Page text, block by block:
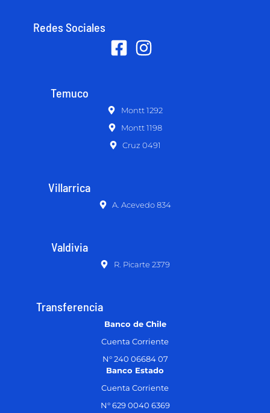
Redes Sociales
Temuco
Montt 1292
Montt 1198
Cruz 0491
Villarrica
A. Acevedo 834
Valdivia
R. Picarte 2379
Transferencia
Banco de Chile
Cuenta Corriente
N° 240 06684 07
Banco Estado
Cuenta Corriente
N° 629 0040 6369